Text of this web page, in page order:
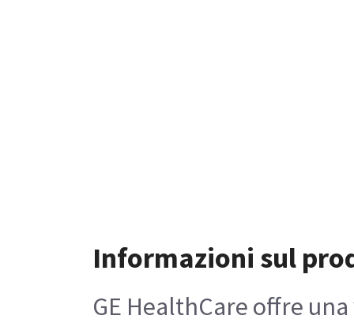
Informazioni sul
GE HealthCare offre